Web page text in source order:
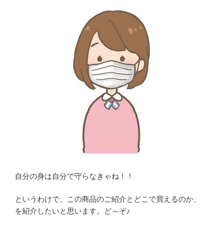
自分の身は自分で守らなきゃね！！
というわけで、この商品のご紹介とどこで買えるのか、
を紹介したいと思います。ど～ぞ♪